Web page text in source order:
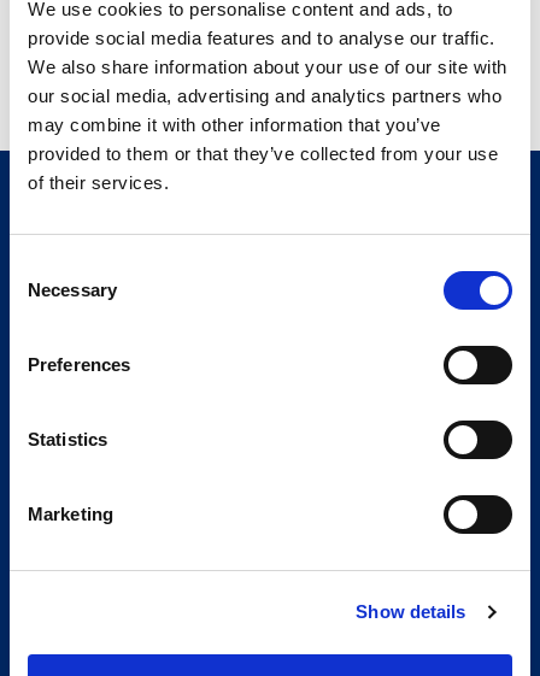
We use cookies to personalise content and ads, to
provide social media features and to analyse our traffic.
We also share information about your use of our site with
our social media, advertising and analytics partners who
may combine it with other information that you’ve
provided to them or that they’ve collected from your use
of their services.
Selection
Necessary
Preferences
Statistics
Marketing
Show details
POLÍTICA DE PRIVACIDADE: TERCEIROS